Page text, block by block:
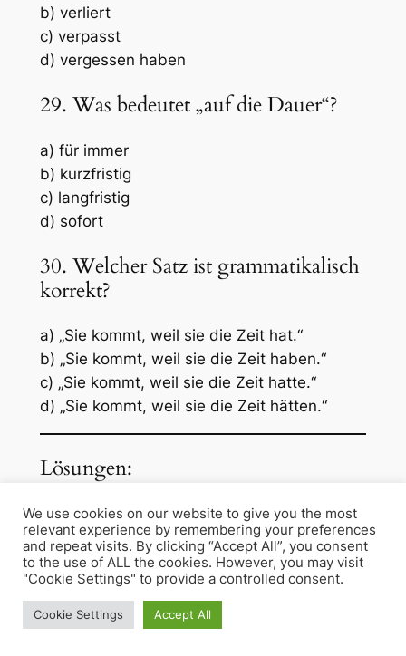
b) verliert
c) verpasst
d) vergessen haben
29. Was bedeutet „auf die Dauer“?
a) für immer
b) kurzfristig
c) langfristig
d) sofort
30. Welcher Satz ist grammatikalisch
korrekt?
a) „Sie kommt, weil sie die Zeit hat.“
b) „Sie kommt, weil sie die Zeit haben.“
c) „Sie kommt, weil sie die Zeit hatte.“
d) „Sie kommt, weil sie die Zeit hätten.“
Lösungen:
b
b
a
a
a
a
We use cookies on our website to give you the most
relevant experience by remembering your preferences
and repeat visits. By clicking “Accept All”, you consent
to the use of ALL the cookies. However, you may visit
"Cookie Settings" to provide a controlled consent.
Cookie Settings Accept All